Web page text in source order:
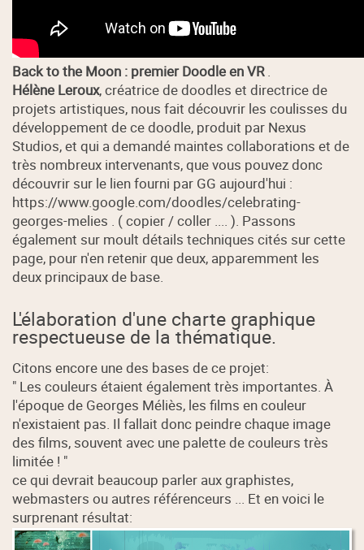
Back to the Moon : premier Doodle en VR
Hélène Leroux, créatrice de doodles et directrice de
projets artistiques, nous fait découvrir les coulisses du
développement de ce doodle, produit par Nexus
Studios, et qui a demandé maintes collaborations et de
très nombreux intervenants, que vous pouvez donc
découvrir sur le lien fourni par GG aujourd'hui :
https://www.google.com/doodles/celebrating-
georges-melies . ( copier / coller .... ). Passons
également sur moult détails techniques cités sur cette
page, pour n'en retenir que deux, apparemment les
deux principaux de base.
L'élaboration d'une charte graphique
respectueuse de la thématique.
Citons encore une des bases de ce projet:
" Les couleurs étaient également très importantes. À
l'époque de Georges Méliès, les films en couleur
n'existaient pas. Il fallait donc peindre chaque image
des films, souvent avec une palette de couleurs très
limitée ! "
ce qui devrait beaucoup parler aux graphistes,
webmasters ou autres référenceurs ... Et en voici le
surprenant résultat: